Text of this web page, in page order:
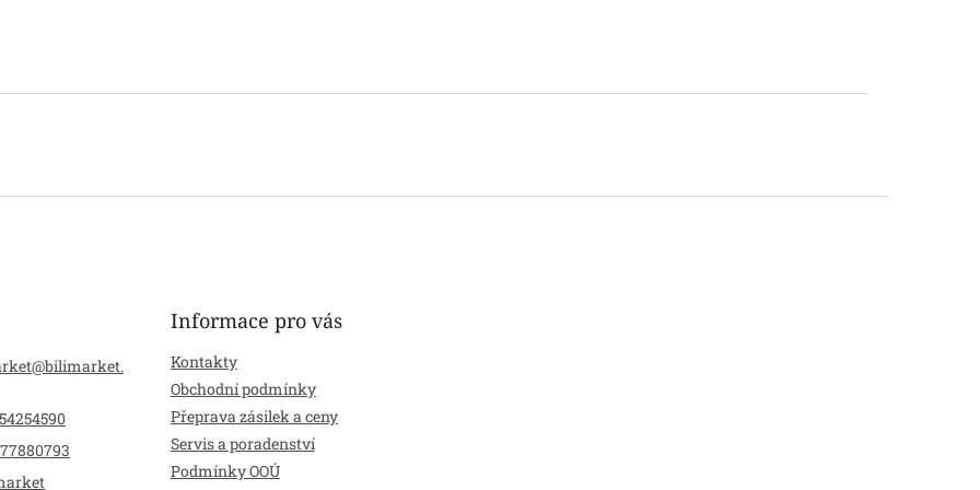
@bilimarket.
Informace pro vás
Kontakty
Obchodní podmínky
Přeprava zásilek a ceny
Servis a poradenství
Podmínky OOÚ